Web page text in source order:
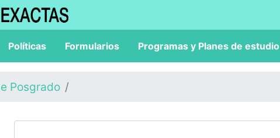
Políticas Formularios Programas y Planes de estudio
Posgrado